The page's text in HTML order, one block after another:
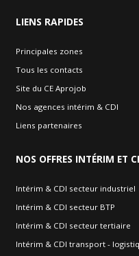
LIENS RAPIDES
Principales zones
Tous les contacts
Site du CE Aprojob
Nos agences intérim & CDI
Liens partenaires
NOS OFFRES INTÉRIM ET
Intérim & CDI secteur industriel
Intérim & CDI secteur BTP
Intérim & CDI secteur tertiaire
Intérim & CDI transport -